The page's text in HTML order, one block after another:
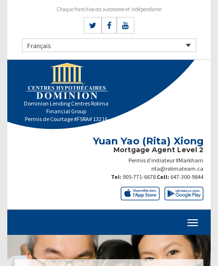
Chaque franchise est autonome et indépendante
Français
Dominion Lending Centres Rolima
Financial Group
Permis de Courtage #FSRA# 13216
Yuan Yao (Rita) Xiong
Mortgage Agent Level 2
Permis d’initiateur #Markham
rita@rolimateam.ca
Tel: 905-771-6678 Cell: 647-300-9844